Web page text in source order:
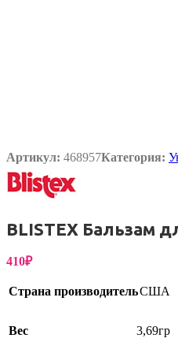
Артикул: 468957Категория:
BLISTEX Бальзам
410₽
Страна производительСША
Вес 3,69гр